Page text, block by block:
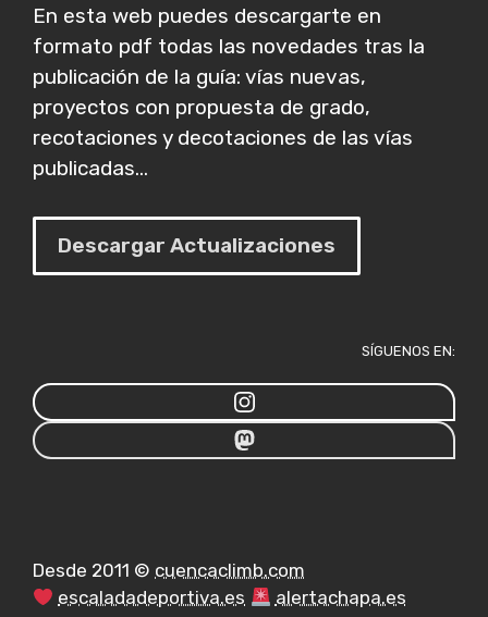
En esta web puedes descargarte en
formato pdf todas las novedades tras la
publicación de la guía: vías nuevas,
proyectos con propuesta de grado,
recotaciones y decotaciones de las vías
publicadas...
Descargar Actualizaciones
SÍGUENOS EN:
Desde 2011 © cuencaclimb.com
escaladadeportiva.es
alertachapa.es